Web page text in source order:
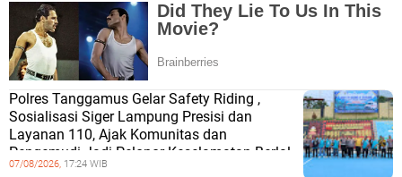
Polres Tanggamus Gelar Safety Riding ,
Sosialisasi Siger Lampung Presisi dan
Layanan 110, Ajak Komunitas dan
Pengemudi Jadi Pelopor Keselamatan Berlal
07/08/2026, 17:24 WIB